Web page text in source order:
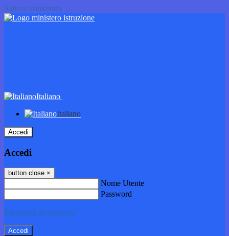
Salta al contenuto
Italiano
Italiano
Accedi
Accedi
button close ×
Nome Utente
Password
Password dimenticata?